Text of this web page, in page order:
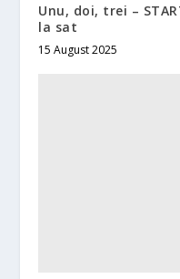
Unu, doi, trei –
la sat
15 August 2025